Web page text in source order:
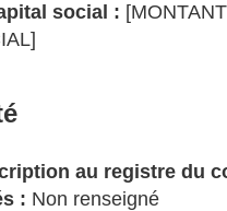
social :
au registre du
: Non renseigné